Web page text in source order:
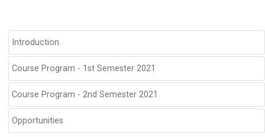
SIDEBAR
GRADUAÇÃO
Introduction
Course Program - 1st Semester 2021
Course Program - 2nd Semester 2021
Opportunities